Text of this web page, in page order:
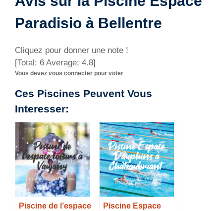
Paradisio à Bellentre
Cliquez pour donner une note !
[Total: 6 Average: 4.8]
Vous devez vous connecter pour voter
Ces Piscines Peuvent Vous
Interesser:
Piscine de l’espace
Piscine Espace